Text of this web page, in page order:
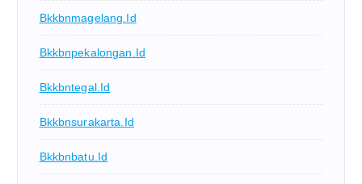
Bkkbnmagelang.id
Bkkbnpekalongan.id
Bkkbntegal.id
Bkkbnsurakarta.id
Bkkbnbatu.id